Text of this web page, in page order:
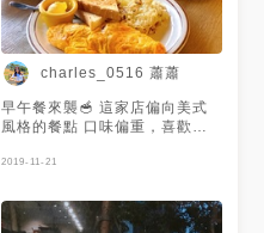
charles_0516 蕭蕭
早午餐來襲🥣 這家店偏向美式
風格的餐點 口味偏重，喜歡重
富，菜多料也多 茶飲雖然無
的餐飲超完美呀 #不想當網美只
想版面美
2019-11-21